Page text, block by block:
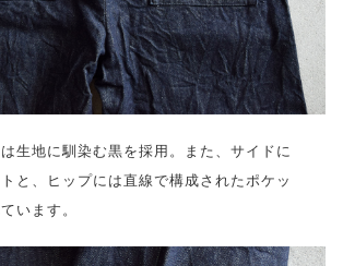
生地に馴染む黒を採用。また、サイドに
と、ヒップには直線で構成されたポケッ
います。